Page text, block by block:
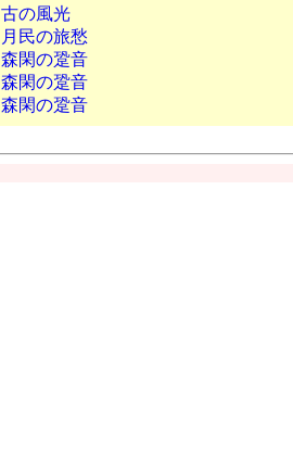
古の風光
月民の旅愁
森閑の跫音
森閑の跫音
森閑の跫音